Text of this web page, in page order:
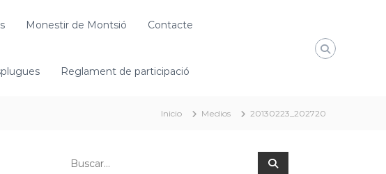
Monestir de Montsió Contacte
Reglament de participació
Inicio Medios 20130223_202720